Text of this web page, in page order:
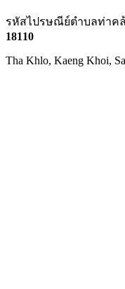
รหัสไปรษณีย์ตำบลท่าค
18110
Tha Khlo, Kaeng Khoi,